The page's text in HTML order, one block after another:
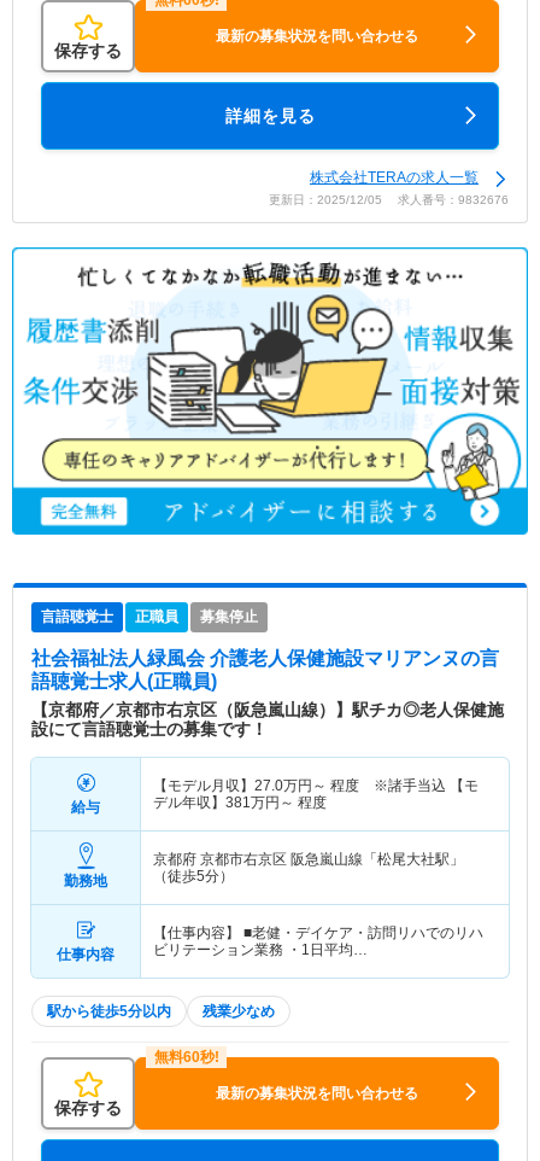
保存する
最新の募集状況を問い合わせる
詳細を見る
株式会社TERAの求人一覧
更新日：2025/12/05 求人番号：9832676
言語聴覚士 正職員 募集停止
社会福祉法人緑風会 介護老人保健施設マリアンヌの言
語聴覚士求人(正職員)
【京都府／京都市右京区（阪急嵐山線）】駅チカ◎老人保健施
設にて言語聴覚士の募集です！
給与
【モデル月収】 27.0万円～ 程度 ※諸手当込 【モ
デル年収】 381万円～ 程度
勤務地
京都府 京都市右京区 阪急嵐山線「松尾大社駅」
（徒歩5分）
仕事内容
【仕事内容】 ■老健・デイケア・訪問リハでのリハ
ビリテーション業務 ・1日平均…
駅から徒歩5分以内 残業少なめ
保存する
最新の募集状況を問い合わせる